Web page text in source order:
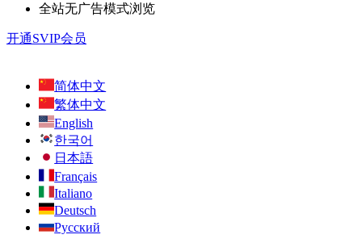
全站无广告模式浏览
开通SVIP会员
简体中文
繁体中文
English
한국어
日本語
Français
Italiano
Deutsch
Русский